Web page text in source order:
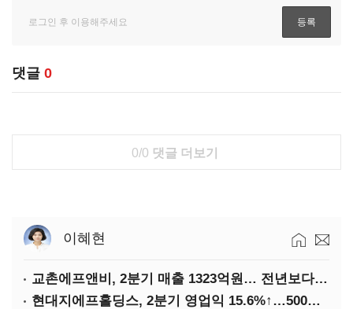
댓글 0
0/0 댓글 더보기
이혜현
교촌에프앤비, 2분기 매출 1323억원… 전년보다 4.9%↑
현대지에프홀딩스, 2분기 영업익 15.6%↑…500억 규모 자사주 매입